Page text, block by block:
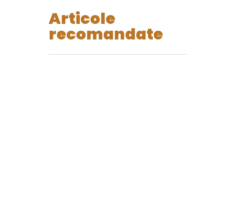
Articole
recomandate